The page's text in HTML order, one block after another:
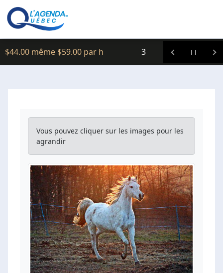
Clic icitte :
Formations
Vous pouvez cliquer sur les images pour les
agrandir